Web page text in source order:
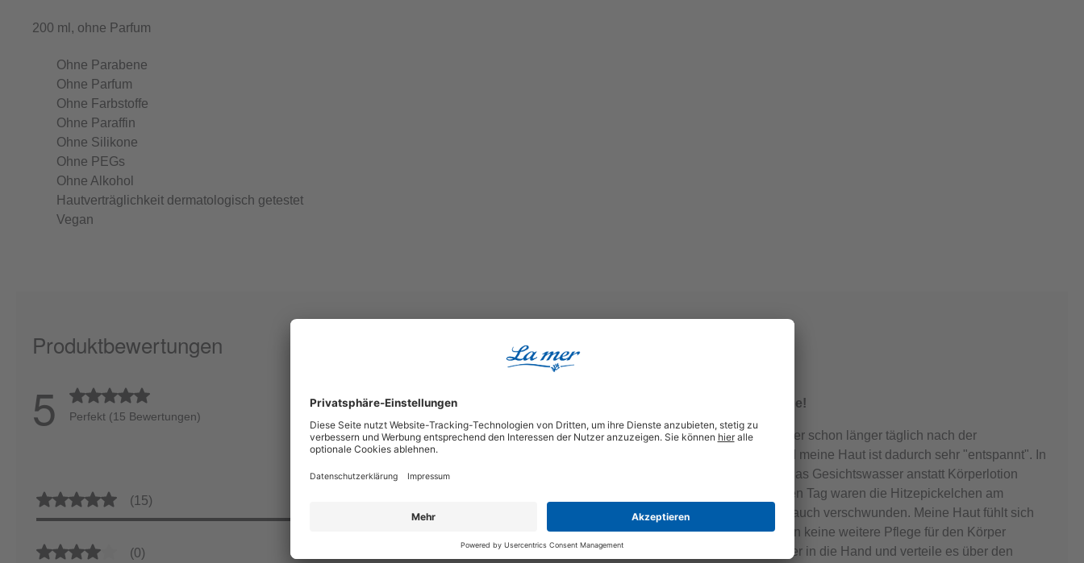
200 ml, ohne Parfum
Ohne Parabene
Ohne Parfum
Ohne Farbstoffe
Ohne Paraffin
Ohne Silikone
Ohne PEGs
Ohne Alkohol
Hautverträglichkeit dermatologisch getestet
Vegan
Produktbewertungen
5 Durchschnittliche Bewertung von 5 von 5 Sternen
Perfekt (15 Bewertungen)
Durchschnittliche Bewertung von 5 von 5 Sternen
(15)
Durchschnittliche Bewertung von 4 von 5 Sternen
(0)
Durchschnittliche Bewertung von 5 von 5 Sternen
von Nicole
28. Juni 2026 15:19
Super Tipp für die Sommer-Sonnentage!
Ich (61 Jahre )benutze das Gesichtswasser schon länger täglich nach der
Gesichtsreinigung und vor der Pflege und meine Haut ist dadurch sehr "entspannt". In
den letzten sehr heißen Tagen habe ich das Gesichtswasser anstatt Körperlotion
verwendet und von einem auf den anderen Tag waren die Hitzepickelchen am
Dekolleté sowie an den Armen und am Bauch verschwunden. Meine Haut fühlt sich
trotzdem sehr gepflegt an obwohl ich dann keine weitere Pflege für den Körper
verwende. Ich gebe etwas Gesichtswasser in die Hand und verteile es über den